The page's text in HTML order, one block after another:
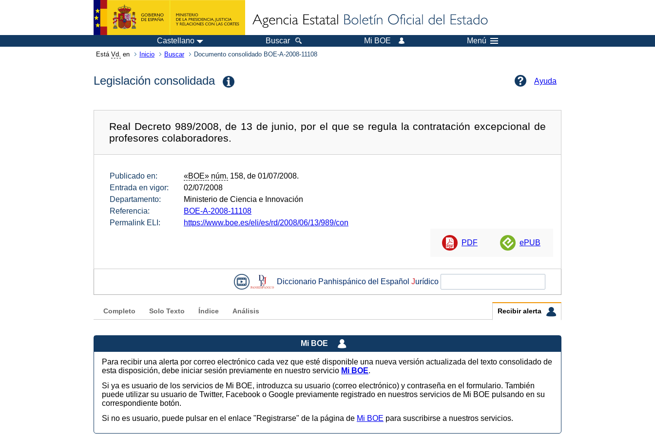
Castellano Buscar Mi BOE Menú
Está Vd. en Inicio Buscar Documento consolidado BOE-A-2008-11108
Legislación consolidada Ayuda
Real Decreto 989/2008, de 13 de junio, por el que se regula la contratación excepcional de
profesores colaboradores.
Publicado en: «BOE» núm. 158, de 01/07/2008.
Entrada en vigor:
02/07/2008
Departamento:
Ministerio de Ciencia e Innovación
Referencia:
BOE-A-2008-11108
Permalink ELI:
https://www.boe.es/eli/es/rd/2008/06/13/989/con
PDF ePUB
Diccionario Panhispánico del Español Jurídico
Completo Solo Texto Índice Análisis Recibir alerta
Mi BOE
Para recibir una alerta por correo electrónico cada vez que esté disponible una nueva versión actualizada del texto consolidado de
esta disposición, debe iniciar sesión previamente en nuestro servicio Mi BOE.
Si ya es usuario de los servicios de Mi BOE, introduzca su usuario (correo electrónico) y contraseña en el formulario. También
puede utilizar su usuario de Twitter, Facebook o Google previamente registrado en nuestros servicios de Mi BOE pulsando en su
correspondiente botón.
Si no es usuario, puede pulsar en el enlace "Registrarse" de la página de Mi BOE para suscribirse a nuestros servicios.